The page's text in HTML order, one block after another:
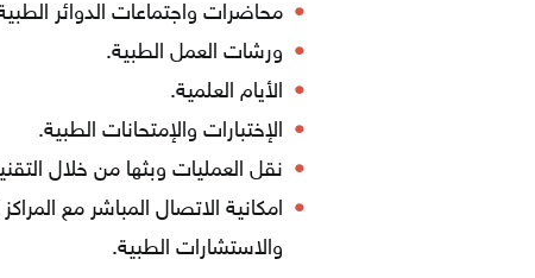
محاضرات واجتماعات الدوائر
ورشات العمل الطبية.
الأيام العلمية.
الإختبارات والإمتحانات الطبية.
نقل العمليات وبثها من خلال
امكانية الاتصال المباشر مع
والاستشارات الطبية.